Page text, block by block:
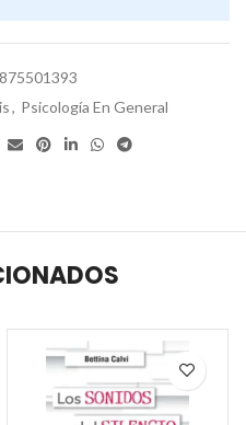
, Psicología En General